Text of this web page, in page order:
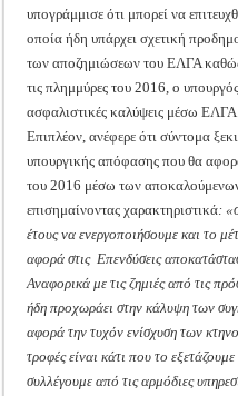
υπογράμμισε ότι μπορεί να
οποία ήδη υπάρχει σχετική
των αποζημιώσεων του ΕΛΓΑ
τις πλημμύρες του 2016, ο
ασφαλιστικές καλύψεις μέσω
Επιπλέον, ανέφερε ότι σύντομα
υπουργικής απόφασης που θα
του 2016 μέσω των
επισημαίνοντας χαρακτηριστικά:
έτους να ενεργοποιήσουμε και το
αφορά στις Επενδύσεις
Αναφορικά με τις ζημιές από τις
ήδη προχωράει στην κάλυψη των
αφορά την τυχόν ενίσχυση των
τροφές είναι κάτι που το
συλλέγουμε από τις αρμόδιες